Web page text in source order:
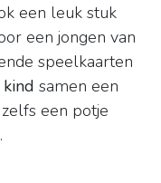
een leuk stuk
een jongen van
speelkaarten
kind samen een
een potje